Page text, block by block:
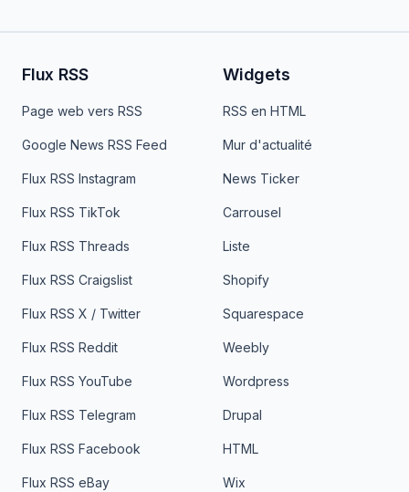
Flux RSS
Page web vers RSS
Google News RSS Feed
Flux RSS Instagram
Flux RSS TikTok
Flux RSS Threads
Flux RSS Craigslist
Flux RSS X / Twitter
Flux RSS Reddit
Flux RSS YouTube
Flux RSS Telegram
Flux RSS Facebook
Flux RSS eBay
Widgets
RSS en HTML
Mur d'actualité
News Ticker
Carrousel
Liste
Shopify
Squarespace
Weebly
Wordpress
Drupal
HTML
Wix